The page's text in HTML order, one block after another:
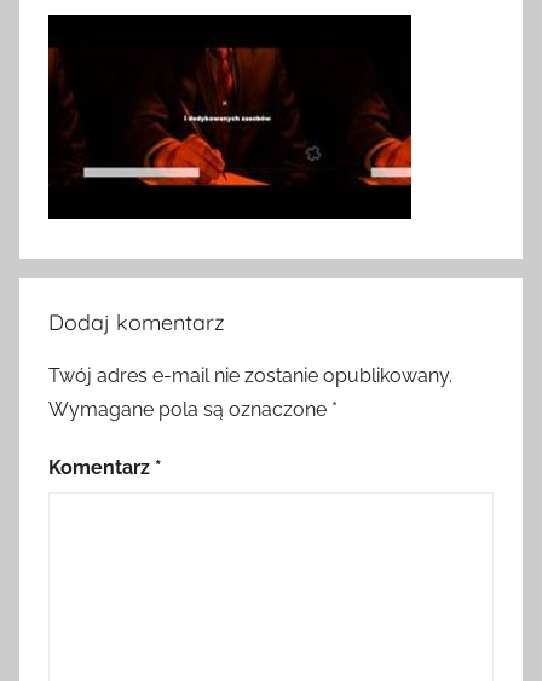
Dodaj komentarz
Twój adres e-mail nie zostanie opublikowany.
Wymagane pola są oznaczone *
Komentarz *